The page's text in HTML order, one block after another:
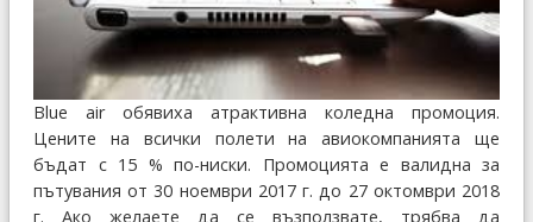
Blue air обявиха атрактивна коледна промоция.
Цените на всички полети на авиокомпанията ще
бъдат с 15 % по-ниски. Промоцията е валидна за
пътувания от 30 ноември 2017 г. до 27 октомври 2018
г. Ако желаете да се възползвате, трябва да